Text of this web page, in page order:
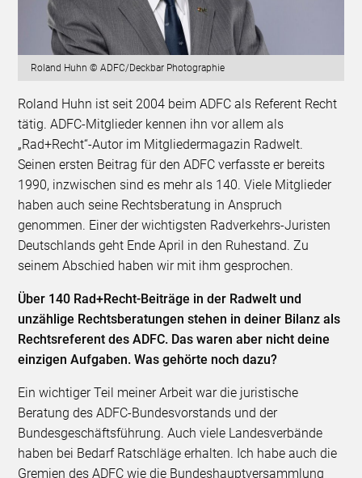
Roland Huhn © ADFC/Deckbar Photographie
Roland Huhn ist seit 2004 beim ADFC als Referent Recht
tätig. ADFC-Mitglieder kennen ihn vor allem als
„Rad+Recht“-Autor im Mitgliedermagazin Radwelt.
Seinen ersten Beitrag für den ADFC verfasste er bereits
1990, inzwischen sind es mehr als 140. Viele Mitglieder
haben auch seine Rechtsberatung in Anspruch
genommen. Einer der wichtigsten Radverkehrs-Juristen
Deutschlands geht Ende April in den Ruhestand. Zu
seinem Abschied haben wir mit ihm gesprochen.
Über 140 Rad+Recht-Beiträge in der Radwelt und
unzählige Rechtsberatungen stehen in deiner Bilanz als
Rechtsreferent des ADFC. Das waren aber nicht deine
einzigen Aufgaben. Was gehörte noch dazu?
Ein wichtiger Teil meiner Arbeit war die juristische
Beratung des ADFC-Bundesvorstands und der
Bundesgeschäftsführung. Auch viele Landesverbände
haben bei Bedarf Ratschläge erhalten. Ich habe auch die
Gremien des ADFC wie die Bundeshauptversammlung